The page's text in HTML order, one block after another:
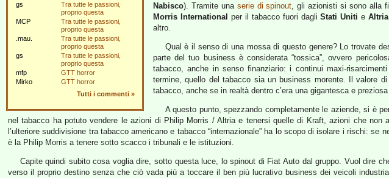
gs
Tra tutte le passioni,
proprio questa
MCP
Tra tutte le passioni,
proprio questa
.mau.
Tra tutte le passioni,
proprio questa
gs
Tra tutte le passioni,
proprio questa
mfp
GTT horror
Mirko
GTT horror
Tutti i commenti »
Nabisco). Tramite una serie di spinout, gli azionisti si sono alla
Morris International per il tabacco fuori dagliStati Uniti e
altro.
Qual è il senso di una mossa di questo genere? Lo trovate
parte del tuo business è considerata “tossica”, ovvero
tabacco, anche in senso finanziario: i continui maxi-
termine, quello del tabacco sia un business morente. Il valore
tabacco, anche se in realtà dentro c’era una gigantesca e
A questo punto, spezzando completamente le aziende, si è
nel tabacco ha potuto vendere le azioni di Philip Morris / Altria e tenersi quelle di Kraft, azioni che
l’ulteriore suddivisione tra tabacco americano e tabacco “internazionale” ha lo scopo di isolare i rischi:
è la Philip Morris a tenere sotto scacco i tribunali e le istituzioni.
Capite quindi subito cosa voglia dire, sotto questa luce, lo spinout di Fiat Auto dal gruppo. Vuol dire
verso il proprio destino senza che ciò vada più a toccare il ben più lucrativo business dei veicoli